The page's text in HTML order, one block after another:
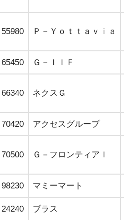
55980 Ｐ－Ｙｏｔｔａｖｉａ
65450 Ｇ－ＩＩＦ
66340 ネクスＧ
70420 アクセスグループ
70500 Ｇ－フロンティアＩ
98230 マミーマート
24240 ブラス